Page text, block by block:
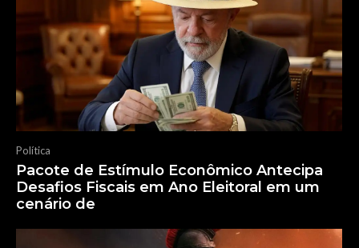
Política
Pacote de Estímulo Econômico Antecipa
Desafios Fiscais em Ano Eleitoral em um
cenário de